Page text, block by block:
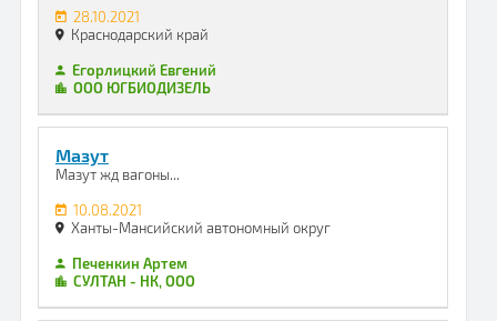
28.10.2021
Краснодарский край
Егорлицкий Евгений
ООО ЮГБИОДИЗЕЛЬ
Мазут
Мазут жд вагоны...
10.08.2021
Ханты-Мансийский автономный округ
Печенкин Артем
СУЛТАН - НК, ООО